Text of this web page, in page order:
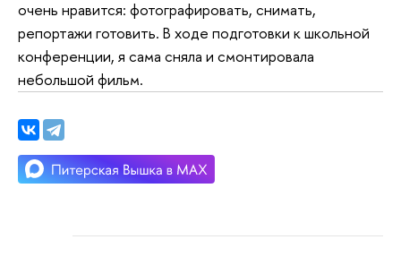
очень нравится: фотографировать, снимать,
репортажи готовить. В ходе подготовки к школьной
конференции, я сама сняла и смонтировала
небольшой фильм.